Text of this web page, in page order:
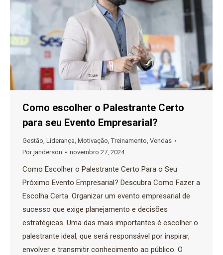
Como escolher o Palestrante Certo
para seu Evento Empresarial?
Gestão, Liderança, Motivação,Treinamento, Vendas
Porjanderson novembro 27, 2024
Como Escolher o Palestrante Certo Para o Seu
Próximo Evento Empresarial? Descubra Como Fazer a
Escolha Certa. Organizar um evento empresarial de
sucesso que exige planejamento e decisões
estratégicas. Uma das mais importantes é escolher o
palestrante ideal, que será responsável por inspirar,
envolver e transmitir conhecimento ao público. O